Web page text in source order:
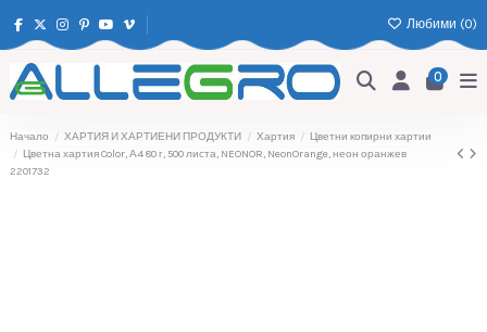
Любими (0)
0
Начало ХАРТИЯ И ХАРТИЕНИ ПРОДУКТИ Хартия
Цветни копирни хартии
Цветна хартия Color, А4 80 г, 500 листа, NEONOR, NeonOrange, неон оранжев
2201732